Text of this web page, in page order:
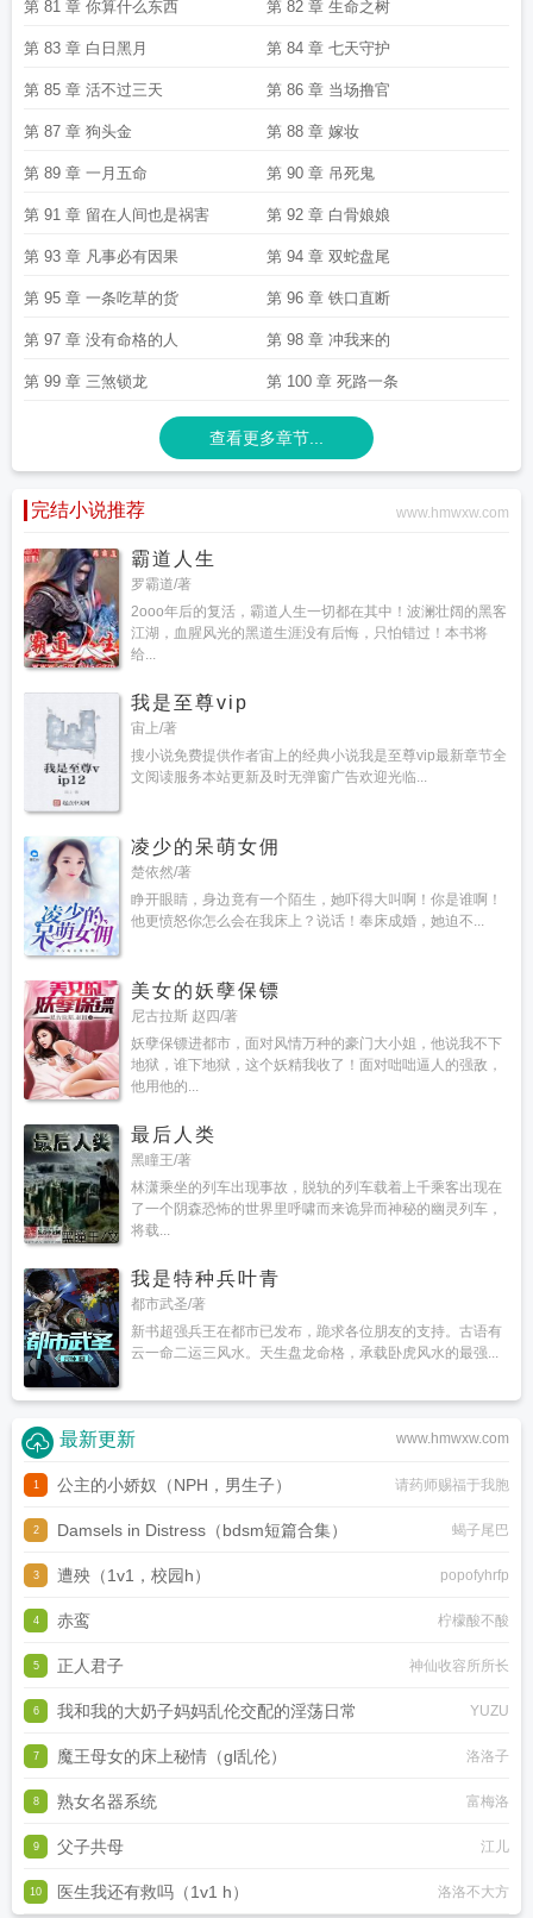
第 81 章 你算什么东西 第 82 章 生命之树
第 83 章 白日黑月 第 84 章 七天守护
第 85 章 活不过三天 第 86 章 当场撸官
第 87 章 狗头金 第 88 章 嫁妆
第 89 章 一月五命 第 90 章 吊死鬼
第 91 章 留在人间也是祸害 第 92 章 白骨娘娘
第 93 章 凡事必有因果 第 94 章 双蛇盘尾
第 95 章 一条吃草的货 第 96 章 铁口直断
第 97 章 没有命格的人 第 98 章 冲我来的
第 99 章 三煞锁龙 第 100 章 死路一条
查看更多章节...
完结小说推荐 www.hmwxw.com
霸道人生
罗霸道/著
2ooo年后的复活，霸道人生一切都在其中！波澜壮阔的黑客
江湖，血腥风光的黑道生涯没有后悔，只怕错过！本书将
给...
我是至尊vip
宙上/著
搜小说免费提供作者宙上的经典小说我是至尊vip最新章节全
文阅读服务本站更新及时无弹窗广告欢迎光临...
凌少的呆萌女佣
楚依然/著
睁开眼睛，身边竟有一个陌生，她吓得大叫啊！你是谁啊！
他更愤怒你怎么会在我床上？说话！奉床成婚，她迫不...
美女的妖孽保镖
尼古拉斯 赵四/著
妖孽保镖进都市，面对风情万种的豪门大小姐，他说我不下
地狱，谁下地狱，这个妖精我收了！面对咄咄逼人的强敌，
他用他的...
最后人类
黑瞳王/著
林潇乘坐的列车出现事故，脱轨的列车载着上千乘客出现在
了一个阴森恐怖的世界里呼啸而来诡异而神秘的幽灵列车，
将载...
我是特种兵叶青
都市武圣/著
新书超强兵王在都市已发布，跪求各位朋友的支持。古语有
云一命二运三风水。天生盘龙命格，承载卧虎风水的最强...
www.hmwxw.com
最新更新
1 公主的小娇奴（NPH，男生子） 请药师赐福于我胞
2 Damsels in Distress（bdsm短篇合集） 蝎子尾巴
3 遭殃（1v1，校园h） popofyhrfp
4 赤鸾 柠檬酸不酸
5 正人君子 神仙收容所所长
6 我和我的大奶子妈妈乱伦交配的淫荡日常 YUZU
7 魔王母女的床上秘情（gl乱伦） 洛洛子
8 熟女名器系统 富梅洛
9 父子共母 江儿
10 医生我还有救吗（1v1 h） 洛洛不大方